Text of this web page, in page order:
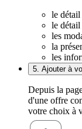
le détail
le
les
la
les
5. Ajouter à
Depuis la
d'une offre
votre choix à